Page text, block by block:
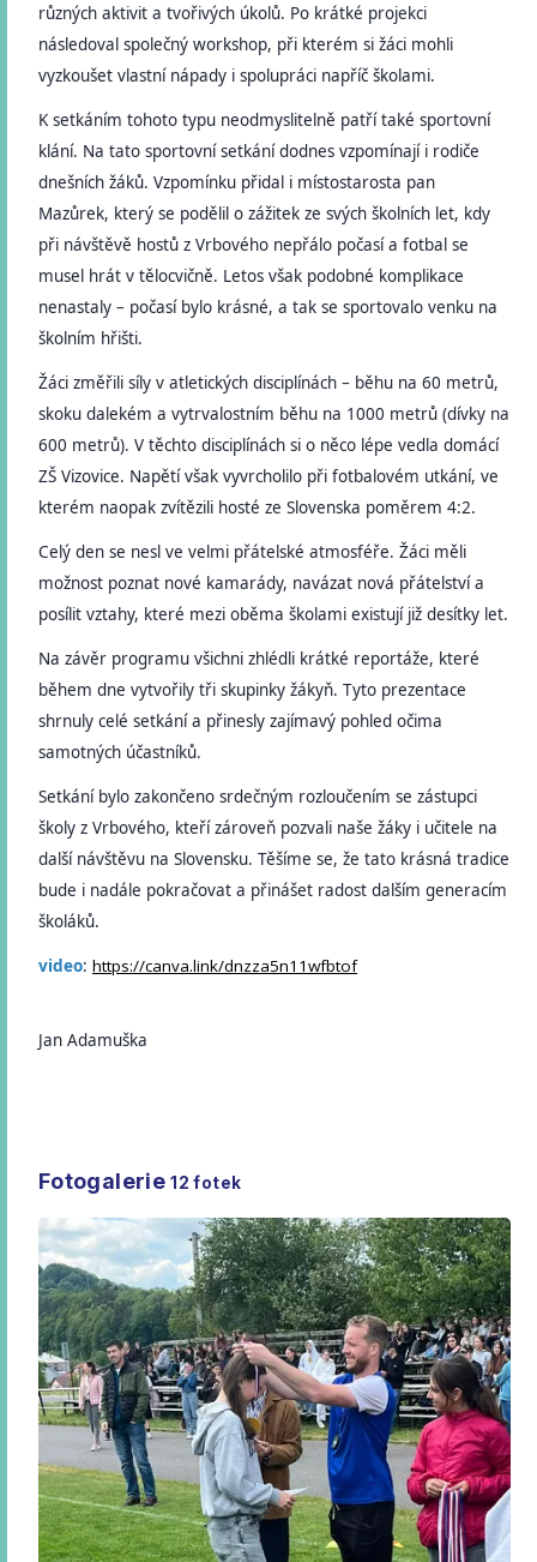
různých aktivit a tvořivých úkolů. Po krátké projekci
následoval společný workshop, při kterém si žáci mohli
vyzkoušet vlastní nápady i spolupráci napříč školami.
K setkáním tohoto typu neodmyslitelně patří také sportovní
klání. Na tato sportovní setkání dodnes vzpomínají i rodiče
dnešních žáků. Vzpomínku přidal i místostarosta pan
Mazůrek, který se podělil o zážitek ze svých školních let, kdy
při návštěvě hostů z Vrbového nepřálo počasí a fotbal se
musel hrát v tělocvičně. Letos však podobné komplikace
nenastaly – počasí bylo krásné, a tak se sportovalo venku na
školním hřišti.
Žáci změřili síly v atletických disciplínách – běhu na 60 metrů,
skoku dalekém a vytrvalostním běhu na 1000 metrů (dívky na
600 metrů). V těchto disciplínách si o něco lépe vedla domácí
ZŠ Vizovice. Napětí však vyvrcholilo při fotbalovém utkání, ve
kterém naopak zvítězili hosté ze Slovenska poměrem 4:2.
Celý den se nesl ve velmi přátelské atmosféře. Žáci měli
možnost poznat nové kamarády, navázat nová přátelství a
posílit vztahy, které mezi oběma školami existují již desítky let.
Na závěr programu všichni zhlédli krátké reportáže, které
během dne vytvořily tři skupinky žákyň. Tyto prezentace
shrnuly celé setkání a přinesly zajímavý pohled očima
samotných účastníků.
Setkání bylo zakončeno srdečným rozloučením se zástupci
školy z Vrbového, kteří zároveň pozvali naše žáky i učitele na
další návštěvu na Slovensku. Těšíme se, že tato krásná tradice
bude i nadále pokračovat a přinášet radost dalším generacím
školáků.
video: https://canva.link/dnzza5n11wfbtof
Jan Adamuška
Fotogalerie12 fotek